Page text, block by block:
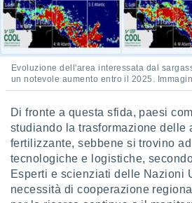
la
del
delle
dei
e degli
Evoluzione dell'area interessata dal
un notevole aumento entro il 2025.
Di fronte a questa sfida, paesi
studiando la trasformazione delle
fertilizzante, sebbene si trovino
tecnologiche e logistiche,
Esperti e scienziati delle Nazioni
necessità di cooperazione